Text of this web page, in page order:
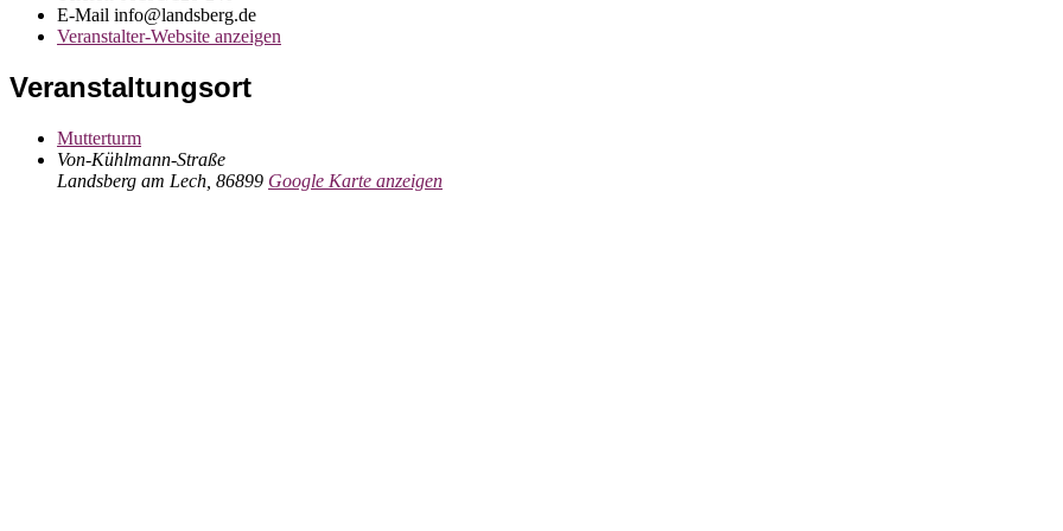
E-Mail info@landsberg.de
Veranstalter-Website anzeigen
Veranstaltungsort
Mutterturm
Von-Kühlmann-Straße
Landsberg am Lech 86899 Google Karte anzeigen